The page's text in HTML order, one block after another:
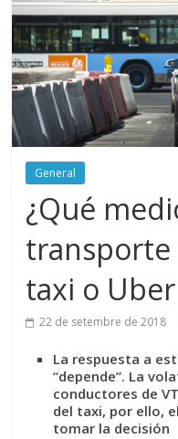
General
¿Qué
transporte
taxi o
22 de setembre de 2018
La respuesta a
“depende”. La
conductores de
del taxi, por ello,
tomar la decisión